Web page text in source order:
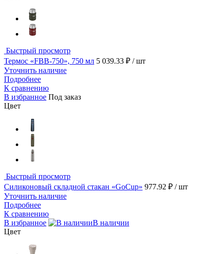
Быстрый просмотр
Термос «FBB-750», 750 мл 5 039.33 ₽ / шт
Уточнить наличие
Подробнее
К сравнению
В избранное Под заказ
Цвет
Быстрый просмотр
Силиконовый складной стакан «GoCup» 977.92 ₽ / шт
Уточнить наличие
Подробнее
К сравнению
В избранное
В наличии
Цвет